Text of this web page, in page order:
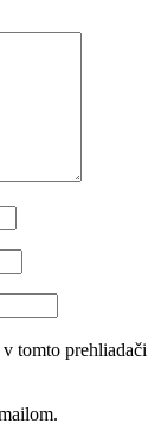
tomto prehliadači